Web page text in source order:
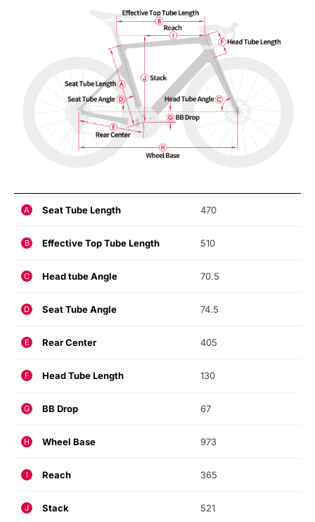
A Seat Tube Length 470
B Effective Top Tube Length 510
C Head tube Angle 70.5
D Seat Tube Angle 74.5
E Rear Center 405
F Head Tube Length 130
G BB Drop 67
H Wheel Base 973
I Reach 365
J Stack 521